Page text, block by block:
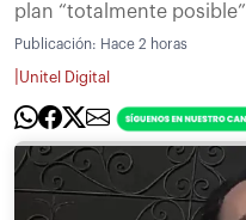
plan “totalmente posible”
Publicación: Hace 2 horas
Unitel Digital